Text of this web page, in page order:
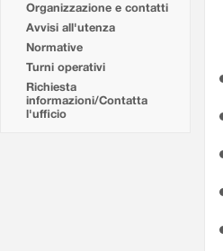
Organizzazione e contatti
Avvisi all'utenza
Normative
Turni operativi
Richiesta
informazioni/Contatta
l'ufficio